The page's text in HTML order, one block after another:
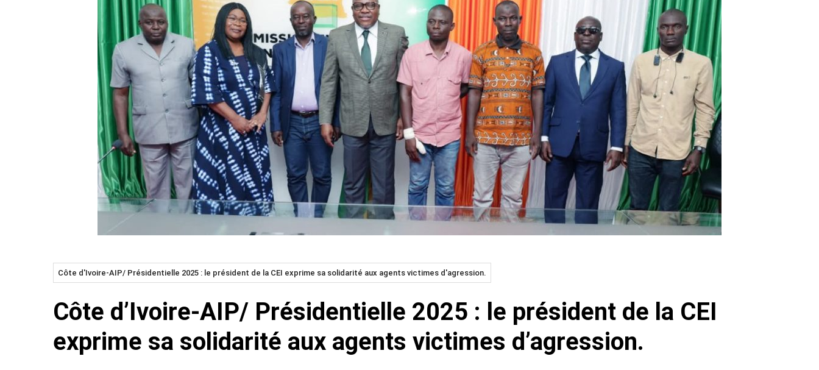
Côte d'Ivoire-AIP/ Présidentielle 2025 : le président de la CEI exprime sa solidarité aux agents victimes d'agression.
Côte d’Ivoire-AIP/ Présidentielle 2025 : le président de la CEI
exprime sa solidarité aux agents victimes d’agression.